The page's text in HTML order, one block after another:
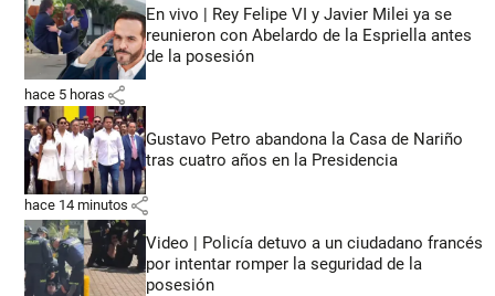
En vivo | Rey Felipe VI y Javier Milei ya se
reunieron con Abelardo de la Espriella antes
de la posesión
hace 5 horas share
Gustavo Petro abandona la Casa de Nariño
tras cuatro años en la Presidencia
hace 14 minutos share
Video | Policía detuvo a un ciudadano francés
por intentar romper la seguridad de la
posesión